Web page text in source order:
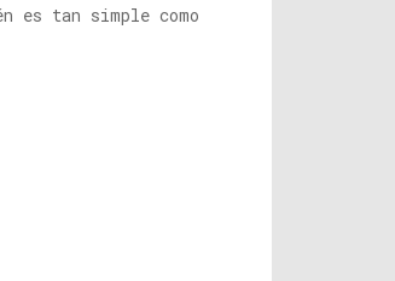
es tan simple como